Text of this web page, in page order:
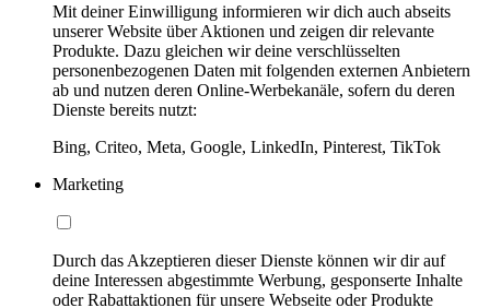
Mit deiner Einwilligung informieren wir dich auch abseits
unserer Website über Aktionen und zeigen dir relevante
Produkte. Dazu gleichen wir deine verschlüsselten
personenbezogenen Daten mit folgenden externen Anbietern
ab und nutzen deren Online-Werbekanäle, sofern du deren
Dienste bereits nutzt:
Bing, Criteo, Meta, Google, LinkedIn, Pinterest, TikTok
Marketing
Durch das Akzeptieren dieser Dienste können wir dir auf
deine Interessen abgestimmte Werbung, gesponserte Inhalte
oder Rabattaktionen für unsere Webseite oder Produkte